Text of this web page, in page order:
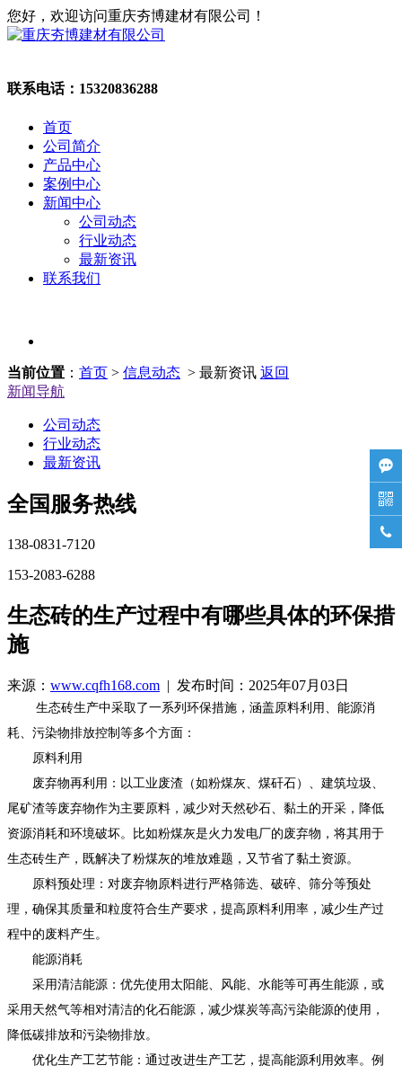
您好，欢迎访问重庆夯博建材有限公司！
联系电话： 15320836288
首页
公司简介
产品中心
案例中心
新闻中心
公司动态
行业动态
最新资讯
联系我们
当前位置 ： 首页 > 信息动态 > 最新资讯 返回
新闻导航
公司动态
行业动态
最新资讯
全国服务热线
138-0831-7120
153-2083-6288
生态砖的生产过程中有哪些具体的环保措
施
来源： www.cqfh168.com | 发布时间：2025年07月03日
生态砖生产中采取了一系列环保措施，涵盖原料利用、能源消
耗、污染物排放控制等多个方面：
原料利用
废弃物再利用：以工业废渣（如粉煤灰、煤矸石）、建筑垃圾、
尾矿渣等废弃物作为主要原料，减少对天然砂石、黏土的开采，降低
资源消耗和环境破坏。比如粉煤灰是火力发电厂的废弃物，将其用于
生态砖生产，既解决了粉煤灰的堆放难题，又节省了黏土资源。
原料预处理：对废弃物原料进行严格筛选、破碎、筛分等预处
理，确保其质量和粒度符合生产要求，提高原料利用率，减少生产过
程中的废料产生。
能源消耗
采用清洁能源：优先使用太阳能、风能、水能等可再生能源，或
采用天然气等相对清洁的化石能源，减少煤炭等高污染能源的使用，
降低碳排放和污染物排放。
优化生产工艺节能：通过改进生产工艺，提高能源利用效率。例


